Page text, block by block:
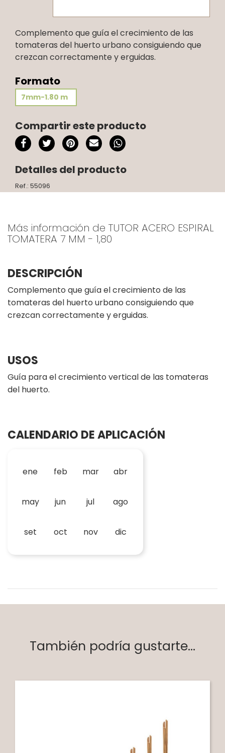
Complemento que guía el crecimiento de las
tomateras del huerto urbano consiguiendo que
crezcan correctamente y erguidas.
Formato
7mm-1.80 m
Compartir este producto
Detalles del producto
Ref.: 55096
Más información de TUTOR ACERO ESPIRAL
TOMATERA 7 MM - 1,80
DESCRIPCIÓN
Complemento que guía el crecimiento de las
tomateras del huerto urbano consiguiendo que
crezcan correctamente y erguidas.
USOS
Guía para el crecimiento vertical de las tomateras
del huerto.
CALENDARIO DE APLICACIÓN
ene feb mar abr
may jun jul ago
set oct nov dic
También podría gustarte...